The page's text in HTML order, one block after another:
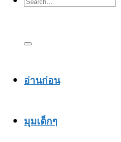
อ่านก่อน
มุมเด็กๆ